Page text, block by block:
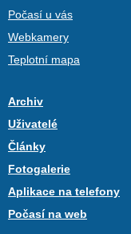
Počasí u vás
Webkamery
Teplotní mapa
Archiv
Uživatelé
Články
Fotogalerie
Aplikace na telefony
Počasí na web